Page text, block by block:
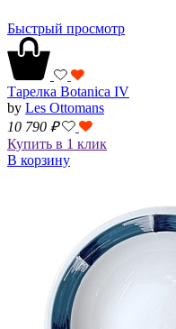
Быстрый просмотр
Тарелка Botanica IV
by Les Ottomans
10 790 ₽
Купить в 1 клик
В корзину